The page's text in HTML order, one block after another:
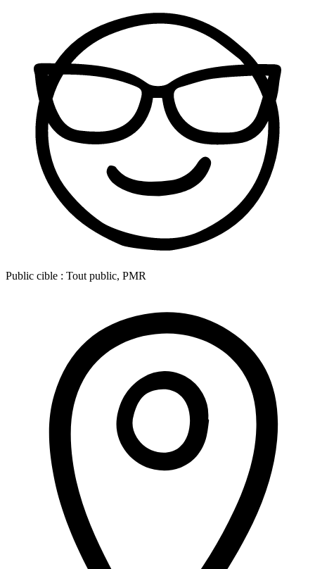
Public cible : Tout public, PMR